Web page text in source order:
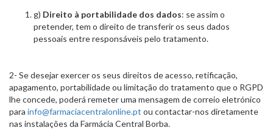
g) Direito à portabilidade dos dados: se assim o
pretender, tem o direito de transferir os seus dados
pessoais entre responsáveis pelo tratamento.
2- Se desejar exercer os seus direitos de acesso, retificação,
apagamento, portabilidade ou limitação do tratamento que o RGPD
lhe concede, poderá remeter uma mensagem de correio eletrónico
para info@farmaciacentralonline.pt ou contactar-nos diretamente
nas instalações da Farmácia Central Borba.